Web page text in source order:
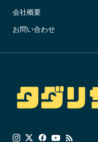
会社概要
お問い合わせ